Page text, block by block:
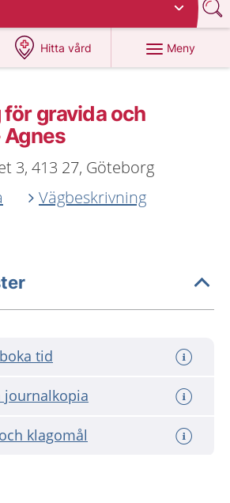
Hitta vård
på 1177.se
Meny
gravida och
3, 413 27, Göteborg
Vägbeskrivning
tid
journalkopia
klagomål